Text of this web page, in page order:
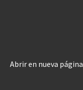
Abrir en nueva página